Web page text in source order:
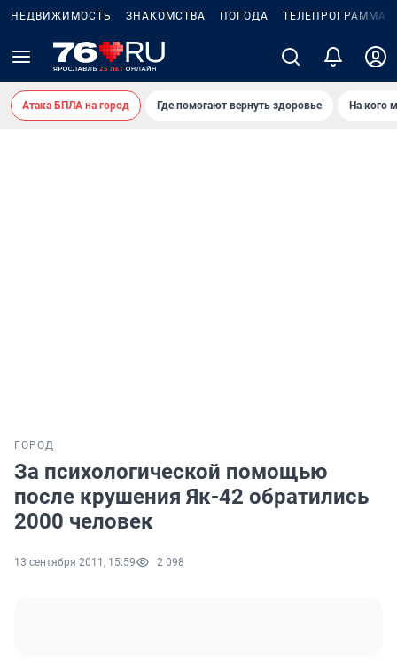
НЕДВИЖИМОСТЬ ЗНАКОМСТВА ПОГОДА ТЕЛЕПРОГРАММА
Атака БПЛА на город Где помогают вернуть здоровье На кого
ГОРОД
За психологической помощью
после крушения Як-42 обратились
2000 человек
13 сентября 2011, 15:59 2 098